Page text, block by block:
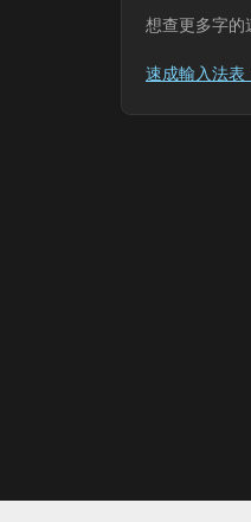
想查更多字的
速成輸入法